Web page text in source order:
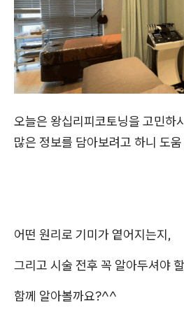
오늘은 왕십리피코토닝을 고민하
많은 정보를 담아보려고 하니 도
어떤 원리로 기미가 옅어지는지,
그리고 시술 전후 꼭 알아두셔야
함께 알아볼까요?^^